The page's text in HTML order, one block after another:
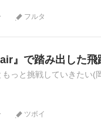
ー フルタ
』で踏み出した飛
もっと挑戦していきた
ー ツボイ